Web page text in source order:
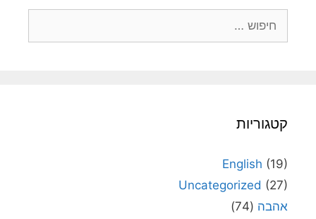
קטגוריות
English (19)
Uncategorized (27)
אהבה (74)